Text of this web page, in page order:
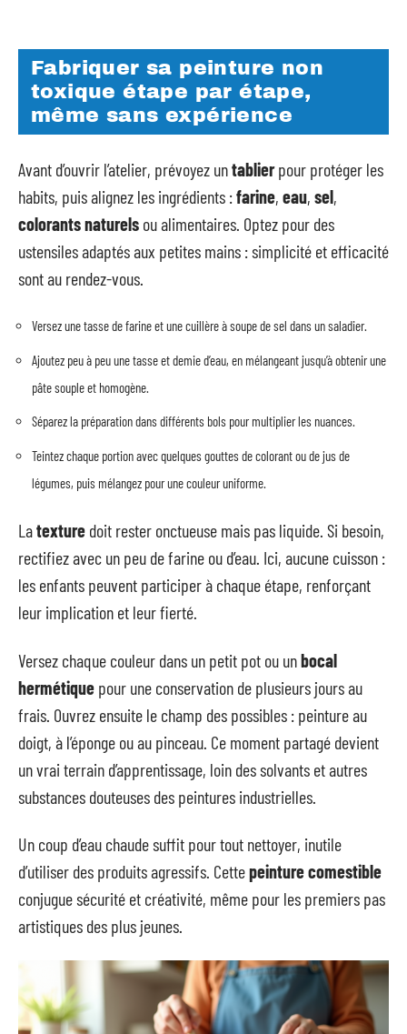
Fabriquer sa peinture non
toxique étape par étape,
même sans expérience
Avant d’ouvrir l’atelier, prévoyez untablierpour protéger les
habits, puis alignez les ingrédients :farine, eau, sel,
colorants naturels ou alimentaires. Optez pour des
ustensiles adaptés aux petites mains : simplicité et efficacité
sont au rendez-vous.
Versez une tasse de farine et une cuillère à soupe de sel dans un saladier.
Ajoutez peu à peu une tasse et demie d’eau, en mélangeant jusqu’à obtenir une
pâte souple et homogène.
Séparez la préparation dans différents bols pour multiplier les nuances.
Teintez chaque portion avec quelques gouttes de colorant ou de jus de
légumes, puis mélangez pour une couleur uniforme.
Latexture doit rester onctueuse mais pas liquide. Si besoin,
rectifiez avec un peu de farine ou d’eau. Ici, aucune cuisson :
les enfants peuvent participer à chaque étape, renforçant
leur implication et leur fierté.
Versez chaque couleur dans un petit pot ou unbocal
hermétique pour une conservation de plusieurs jours au
frais. Ouvrez ensuite le champ des possibles : peinture au
doigt, à l’éponge ou au pinceau. Ce moment partagé devient
un vrai terrain d’apprentissage, loin des solvants et autres
substances douteuses des peintures industrielles.
Un coup d’eau chaude suffit pour tout nettoyer, inutile
d’utiliser des produits agressifs. Cettepeinture comestible
conjugue sécurité et créativité, même pour les premiers pas
artistiques des plus jeunes.